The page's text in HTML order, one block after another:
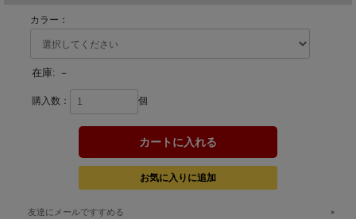
カラー：
在庫: －
購入数： 個
友達にメールですすめる